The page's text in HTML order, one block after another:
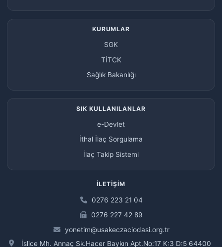
KURUMLAR
SGK
TİTCK
Sağlık Bakanlığı
SIK KULLANILANLAR
e-Devlet
İthal İlaç Sorgulama
İlaç Takip Sistemi
İLETIŞIM
0276 223 21 04
0276 227 42 89
yonetim@usakeczaciodasi.org.tr
İslice Mh. Annaç Sk.Hacer Baykın Apt.No:17 K:3 D:5 64400